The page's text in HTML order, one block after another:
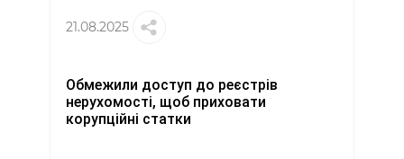
21.08.2025
Обмежили доступ до реєстрів
нерухомості, щоб приховати
корупційні статки